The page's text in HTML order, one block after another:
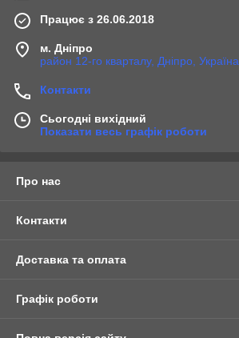
Працює з 26.06.2018
м. Дніпро
район 12-го кварталу, Дніпро, Україна
Контакти
Сьогодні вихідний
Показати весь графік роботи
Про нас
Контакти
Доставка та оплата
Графік роботи